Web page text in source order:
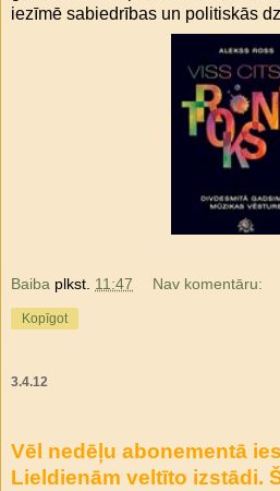
iezīmē sabiedrības un politiskās
Baiba plkst. 11:47 Nav komentāru:
Kopīgot
3.4.12
Vēl nedēļu abonementā
Lieldienām veltīto izstādi.